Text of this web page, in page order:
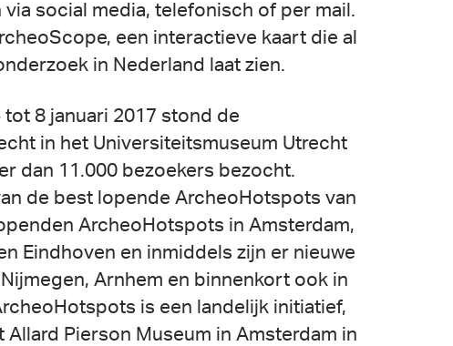
social media, telefonisch of per mail.
een interactieve kaart die al
in Nederland laat zien.
tot 8 januari 2017 stond de
in het Universiteitsmuseum Utrecht
dan 11.000 bezoekers bezocht.
de best lopende ArcheoHotspots van
ArcheoHotspots in Amsterdam,
Eindhoven en inmiddels zijn er nieuwe
Arnhem en binnenkort ook in
is een landelijk initiatief,
Pierson Museum in Amsterdam in